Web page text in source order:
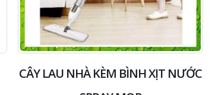
CÂY LAU NHÀ KÈM BÌNH XỊT NƯỚC